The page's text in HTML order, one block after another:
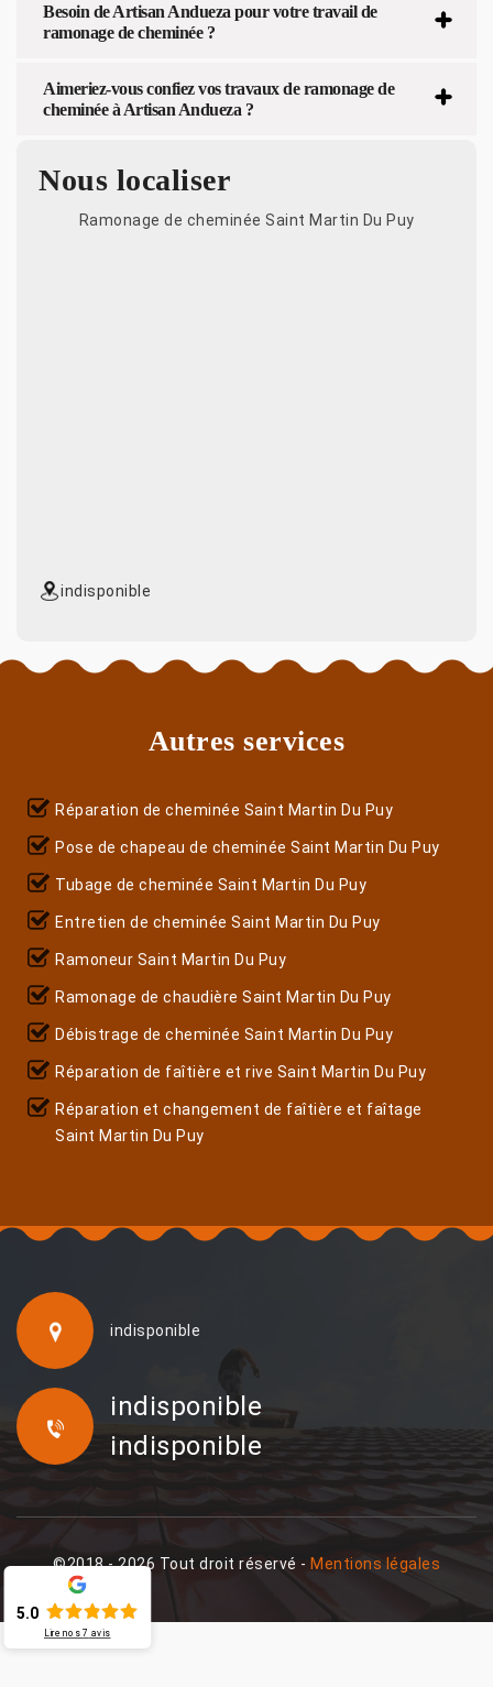
Besoin de Artisan Andueza pour votre travail de
ramonage de cheminée ?
Aimeriez-vous confiez vos travaux de ramonage de
cheminée à Artisan Andueza ?
Nous localiser
Ramonage de cheminée Saint Martin Du Puy
indisponible
Autres services
Réparation de cheminée Saint Martin Du Puy
Pose de chapeau de cheminée Saint Martin Du Puy
Tubage de cheminée Saint Martin Du Puy
Entretien de cheminée Saint Martin Du Puy
Ramoneur Saint Martin Du Puy
Ramonage de chaudière Saint Martin Du Puy
Débistrage de cheminée Saint Martin Du Puy
Réparation de faîtière et rive Saint Martin Du Puy
Réparation et changement de faîtière et faîtage
Saint Martin Du Puy
indisponible
indisponible
indisponible
©2018 - 2026 Tout droit réservé - Mentions légales
5.0
Lire nos 7 avis